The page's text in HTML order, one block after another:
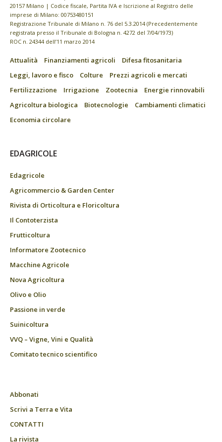
20157 Milano | Codice fiscale, Partita IVA e Iscrizione al Registro delle
imprese di Milano: 00753480151
Registrazione Tribunale di Milano n. 76 del 5.3.2014 (Precedentemente
registrata presso il Tribunale di Bologna n. 4272 del 7/04/1973)
ROC n. 24344 dell’11 marzo 2014
Attualità Finanziamenti agricoli
Difesa fitosanitaria
Leggi, lavoro e fisco
Colture
Prezzi agricoli e mercati
Fertilizzazione
Irrigazione Zootecnia
Energie rinnovabili
Agricoltura biologica
Biotecnologie
Cambiamenti climatici
Economia circolare
EDAGRICOLE
Edagricole
Agricommercio & Garden Center
Rivista di Orticoltura e Floricoltura
Il Contoterzista
Frutticoltura
Informatore Zootecnico
Macchine Agricole
Nova Agricoltura
Olivo e Olio
Passione in verde
Suinicoltura
VVQ – Vigne, Vini e Qualità
Comitato tecnico scientifico
Abbonati
Scrivi a Terra e Vita
CONTATTI
La rivista